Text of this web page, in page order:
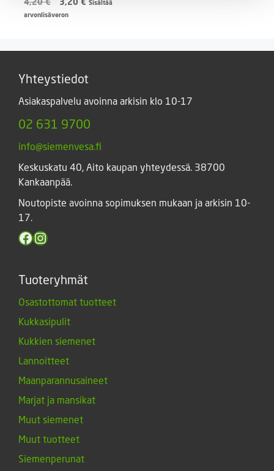
hinta
Sisältää
arvonlisäveron
Yhteystiedot
Asiakaspalvelu avoinna arkisin klo 10-17
02 631 9700
info@siemenvesa.fi
Keskuskatu 40, Aito kaupan yhteydessä. 38700
Kankaanpää.
Noutopiste avoinna sopimuksen mukaan ja arkisin 10-
17.
Facebook
Instagram
Tuoteryhmät
Osastottomat tuotteet
Kukkasipulit
Kukkien siemenet
Lannoitteet
Maanparannusaineet
Marjat ja mansikat
Muut siemenet
Muut tuotteet
Siemenperunat